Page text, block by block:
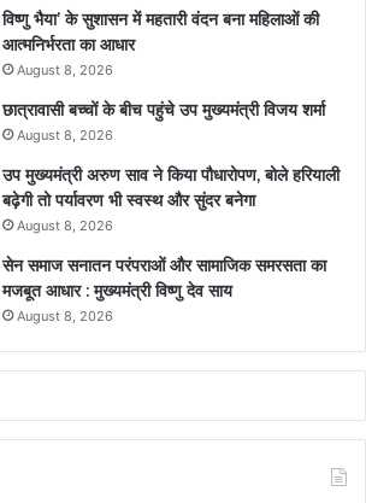
विष्णु भैया’ के सुशासन में महतारी वंदन बना महिलाओं की
आत्मनिर्भरता का आधार
August 8, 2026
छात्रावासी बच्चों के बीच पहुंचे उप मुख्यमंत्री विजय शर्मा
August 8, 2026
उप मुख्यमंत्री अरुण साव ने किया पौधारोपण, बोले हरियाली
बढ़ेगी तो पर्यावरण भी स्वस्थ और सुंदर बनेगा
August 8, 2026
सेन समाज सनातन परंपराओं और सामाजिक समरसता का
मजबूत आधार : मुख्यमंत्री विष्णु देव साय
August 8, 2026